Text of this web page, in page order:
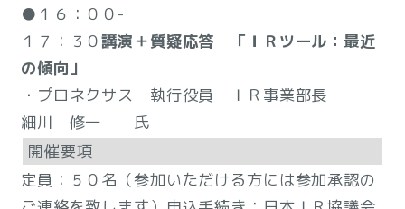
●１６：００-
１７：３０講演＋質疑応答 「ＩＲツール：最近
の傾向」
・プロネクサス 執行役員 ＩＲ事業部長
細川 修一 氏
開催要項
定員：５０名（参加いただける方には参加承認の